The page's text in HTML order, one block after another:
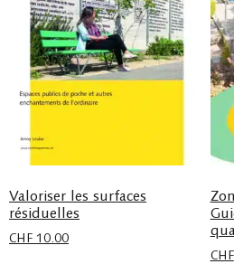
Valoriser les surfaces
résiduelles
CHF 10.00
CHF